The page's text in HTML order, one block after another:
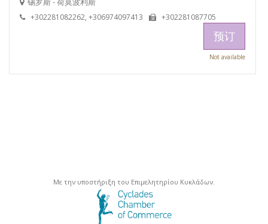
+302281082262, +306974097413 +302281087705
预订
Not available
Με την υποστήριξη του Επιμελητηρίου Κυκλάδων.